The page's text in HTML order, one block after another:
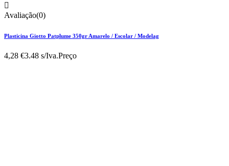

Avaliação(0)
Plasticina Giotto Patplume 350gr Amarelo / Escolar / Modelag
4,28 €3.48 s/Iva.Preço